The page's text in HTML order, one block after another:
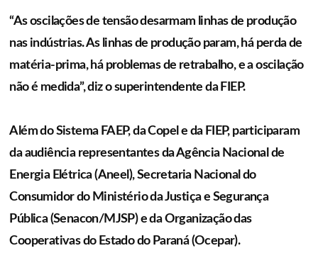
“As oscilações de tensão desarmam linhas de produção
nas indústrias. As linhas de produção param, há perda de
matéria-prima, há problemas de retrabalho, e a oscilação
não é medida”, diz o superintendente da FIEP.
Além do Sistema FAEP, da Copel e da FIEP, participaram
da audiência representantes da Agência Nacional de
Energia Elétrica (Aneel), Secretaria Nacional do
Consumidor do Ministério da Justiça e Segurança
Pública (Senacon/MJSP) e da Organização das
Cooperativas do Estado do Paraná (Ocepar).